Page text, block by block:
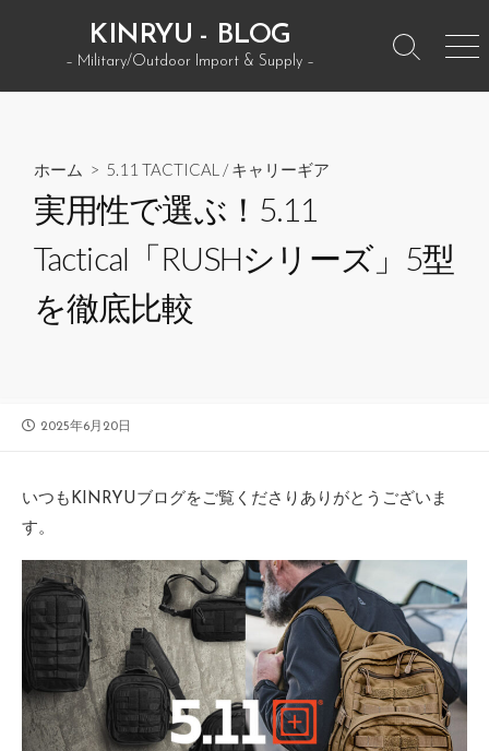
ン
KINRYU - BLOG
– Military/Outdoor Import & Supply –
検
メ
ホーム > 5.11 TACTICAL /キャリーギア
実用性で選ぶ！5.11
Tactical「RUSHシリーズ」5型
を徹底比較
公
2025年6月20日
いつもKINRYUブログをご覧くださりありがとうございま
す。